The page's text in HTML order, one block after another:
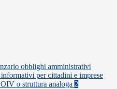
obblighi amministrativi
per cittadini e imprese
o struttura analoga 2